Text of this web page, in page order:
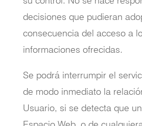
decisiones que pudieran
consecuencia del acceso a
informaciones ofrecidas.
Se podrá interrumpir el
de modo inmediato la
Usuario, si se detecta que